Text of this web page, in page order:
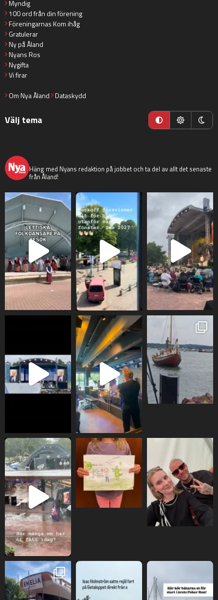
Myndig
100 ord från din förening
Föreningarnas Kom ihåg
Gratulerar
Ny på Åland
Nyans Ros
Nygifta
Vi firar
Om Nya Åland Dataskydd
Välj tema
Häng med Nyans redaktion på jobbet och ta del av allt det senaste
från Åland!